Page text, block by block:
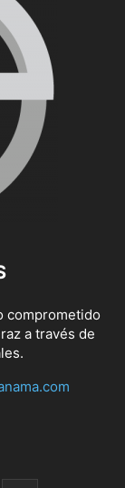
comprometido
a través de